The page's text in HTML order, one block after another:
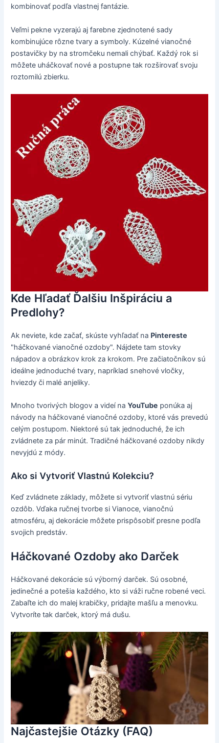
kombinovať podľa vlastnej fantázie.
Veľmi pekne vyzerajú aj farebne zjednotené sady
kombinujúce rôzne tvary a symboly. Kúzelné vianočné
postavičky by na stromčeku nemali chýbať. Každý rok si
môžete uháčkovať nové a postupne tak rozširovať svoju
roztomilú zbierku.
Kde Hľadať Ďalšiu Inšpiráciu a
Predlohy?
Ak neviete, kde začať, skúste vyhľadať na Pintereste
"háčkované vianočné ozdoby". Nájdete tam stovky
nápadov a obrázkov krok za krokom. Pre začiatočníkov sú
ideálne jednoduché tvary, napríklad snehové vločky,
hviezdy či malé anjeliky.
Mnoho tvorivých blogov a videí naYouTube ponúka aj
návody na háčkované vianočné ozdoby, ktoré vás prevedú
celým postupom. Niektoré sú tak jednoduché, že ich
zvládnete za pár minút. Tradičné háčkované ozdoby nikdy
nevyjdú z módy.
Ako si Vytvoriť Vlastnú Kolekciu?
Keď zvládnete základy, môžete si vytvoriť vlastnú sériu
ozdôb. Vďaka ručnej tvorbe si Vianoce, vianočnú
atmosféru, aj dekorácie môžete prispôsobiť presne podľa
svojich predstáv.
Háčkované Ozdoby ako Darček
Háčkované dekorácie sú výborný darček. Sú osobné,
jedinečné a potešia každého, kto si váži ručne robené veci.
Zabaľte ich do malej krabičky, pridajte mašľu a menovku.
Vytvoríte tak darček, ktorý má dušu.
Najčastejšie Otázky (FAQ)